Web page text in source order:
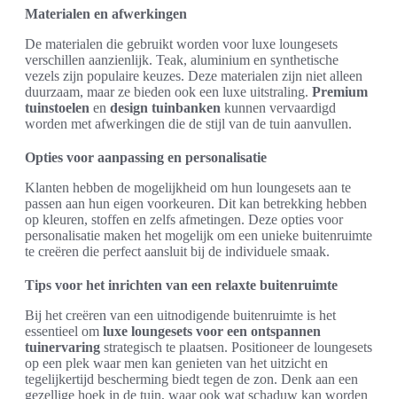
Materialen en afwerkingen
De materialen die gebruikt worden voor luxe loungesets
verschillen aanzienlijk. Teak, aluminium en synthetische
vezels zijn populaire keuzes. Deze materialen zijn niet alleen
duurzaam, maar ze bieden ook een luxe uitstraling. Premium
tuinstoelen en design tuinbanken kunnen vervaardigd
worden met afwerkingen die de stijl van de tuin aanvullen.
Opties voor aanpassing en personalisatie
Klanten hebben de mogelijkheid om hun loungesets aan te
passen aan hun eigen voorkeuren. Dit kan betrekking hebben
op kleuren, stoffen en zelfs afmetingen. Deze opties voor
personalisatie maken het mogelijk om een unieke buitenruimte
te creëren die perfect aansluit bij de individuele smaak.
Tips voor het inrichten van een relaxte buitenruimte
Bij het creëren van een uitnodigende buitenruimte is het
essentieel om luxe loungesets voor een ontspannen
tuinervaring strategisch te plaatsen. Positioneer de loungesets
op een plek waar men kan genieten van het uitzicht en
tegelijkertijd bescherming biedt tegen de zon. Denk aan een
gezellige hoek in de tuin, waar ook wat schaduw kan worden